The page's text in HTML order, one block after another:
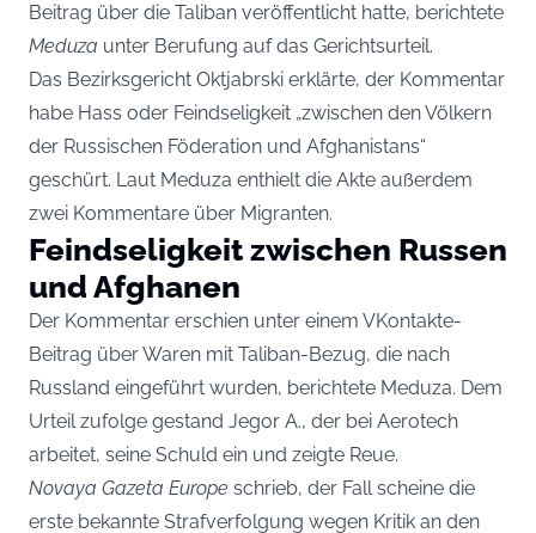
Beitrag über die Taliban veröffentlicht hatte, berichtete
Meduza unter Berufung auf das Gerichtsurteil.
Das Bezirksgericht Oktjabrski erklärte, der Kommentar
habe Hass oder Feindseligkeit „zwischen den Völkern
der Russischen Föderation und Afghanistans“
geschürt. Laut Meduza enthielt die Akte außerdem
zwei Kommentare über Migranten.
Feindseligkeit zwischen Russen
und Afghanen
Der Kommentar erschien unter einem VKontakte-
Beitrag über Waren mit Taliban-Bezug, die nach
Russland eingeführt wurden, berichtete Meduza. Dem
Urteil zufolge gestand Jegor A., der bei Aerotech
arbeitet, seine Schuld ein und zeigte Reue.
Novaya Gazeta Europe schrieb, der Fall scheine die
erste bekannte Strafverfolgung wegen Kritik an den